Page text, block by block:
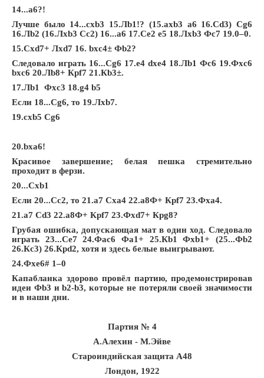
14...a6?!
Лучше было 14...cxb3 15.Лb1!? (15.axb3 a6 16.Сd3)Сg6
16.Лb2 (16.Лxb3 Сc2) 16...a6 17.Сe2 e5 18.Лxb3 Фc7 19.0–0.
15.Сxd7+ Лxd7 16. bxc4± Фb2?
Следовало играть 16...Сg6 17.e4 dxe4 18.Лb1 Фc6 19.Фxc6
bxc6 20.Лb8+ Крf7 21.Кb3±.
17.Лb1 Фxc3 18.g4 b5
Если 18...Сg6, то 19.Лxb7.
19.cxb5 Сg6
20.bxa6!
Красивое завершение; белая пешка стремительно
проходит в ферзи.
20...Сxb1
Если 20...Сc2, то 21.a7 Сxa4 22.a8Ф+ Крf7 23.Фxa4.
21.a7 Сd3 22.a8Ф+ Крf7 23.Фxd7+ Крg8?
Грубая ошибка, допускающая мат в один ход. Следовало
играть 23...Сe7 24.Фac6 Фa1+ 25.Кb1 Фxb1+ (25...Фb2
26.Кc3) 26.Крd2, хотя и здесь белые выигрывают.
24.Фxe6# 1–0
Капабланка здорово провёл партию, продемонстрировав
идеи Фb3 и b2-b3, которые не потеряли своей значимости
и в наши дни.
Партия № 4
А.Алехин - М.Эйве
Староиндийская защита A48
Лондон, 1922